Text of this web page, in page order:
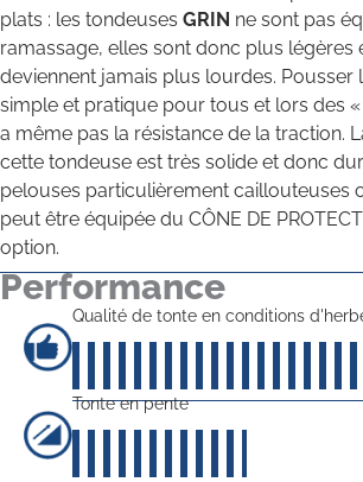
plats : les tondeuses GRIN ne sont pas
ramassage, elles sont donc plus légères
deviennent jamais plus lourdes. Pousser
simple et pratique pour tous et lors des
a même pas la résistance de la traction.
cette tondeuse est très solide et donc
pelouses particulièrement caillouteuses
peut être équipée du CÔNE DE
option.
Performance
Qualité de tonte en conditions
Tonte en pente